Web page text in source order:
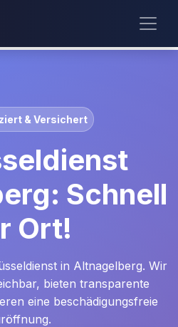
& Versichert
Schnell
Ort!
in Altnagelberg. Wir
bieten transparente
eine beschädigungsfreie